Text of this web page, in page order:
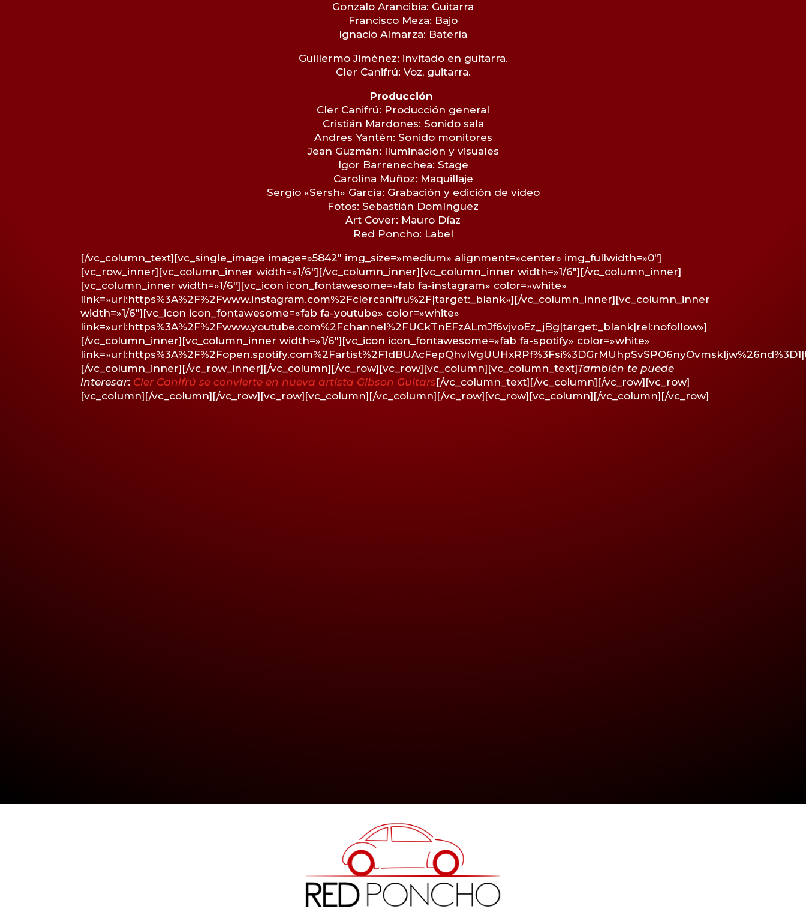
Gonzalo Arancibia: Guitarra
Francisco Meza: Bajo
Ignacio Almarza: Batería
Guillermo Jiménez: invitado en guitarra.
Cler Canifrú: Voz, guitarra.
Producción
Cler Canifrú: Producción general
Cristián Mardones: Sonido sala
Andres Yantén: Sonido monitores
Jean Guzmán: Iluminación y visuales
Igor Barrenechea: Stage
Carolina Muñoz: Maquillaje
Sergio «Sersh» García: Grabación y edición de video
Fotos: Sebastián Domínguez
Art Cover: Mauro Díaz
Red Poncho: Label
[/vc_column_text][vc_single_image image=»5842″ img_size=»medium» alignment=»center» img_fullwidth=»0″]
[vc_row_inner][vc_column_inner width=»1/6″][/vc_column_inner][vc_column_inner width=»1/6″][/vc_column_inner]
[vc_column_inner width=»1/6″][vc_icon icon_fontawesome=»fab fa-instagram» color=»white»
link=»url:https%3A%2F%2Fwww.instagram.com%2Fclercanifru%2F|target:_blank»][/vc_column_inner][vc_column_inner
width=»1/6″][vc_icon icon_fontawesome=»fab fa-youtube» color=»white»
link=»url:https%3A%2F%2Fwww.youtube.com%2Fchannel%2FUCkTnEFzALmJf6vjvoEz_jBg|target:_blank|rel:nofollow»]
[/vc_column_inner][vc_column_inner width=»1/6″][vc_icon icon_fontawesome=»fab fa-spotify» color=»white»
[/vc_column_inner][/vc_row_inner][/vc_column][/vc_row][vc_row][vc_column][vc_column_text]También te puede
interesar: Cler Canifrú se convierte en nueva artista Gibson Guitars[/vc_column_text][/vc_column][/vc_row][vc_row]
[vc_column][/vc_column][/vc_row][vc_row][vc_column][/vc_column][/vc_row][vc_row][vc_column][/vc_column][/vc_row]